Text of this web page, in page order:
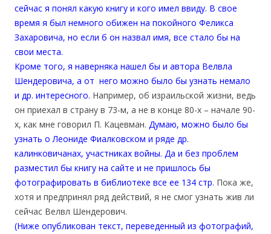
сейчас я понял какую книгу и кого имел ввиду. В свое
время я был немного обижен на покойного Феликса
Захаровича, но если б он назвал имя, все стало бы на
свои места.
Кроме того, я наверняка нашел бы и автора Велвла
Шендеровича, а от него можно было бы узнать немало
и др. интересного. Например, об израильской жизни, ведь
он приехал в страну в 73-м, а не в конце 80-х – начале 90-
х, как мне говорил П. Кацевман. Думаю, можно было бы
узнать о Леониде Фиалковском и ряде др.
калинковичанах, участниках войны. Да и без проблем
разместил бы книгу на сайте и не пришлось бы
фотографировать в библиотеке все ее 134 стр. Пока же,
хотя и предпринял ряд действий, я не смог узнать жив ли
сейчас Велвл Шендерович.
(Ниже опубликован текст, переведенный из фотографий,